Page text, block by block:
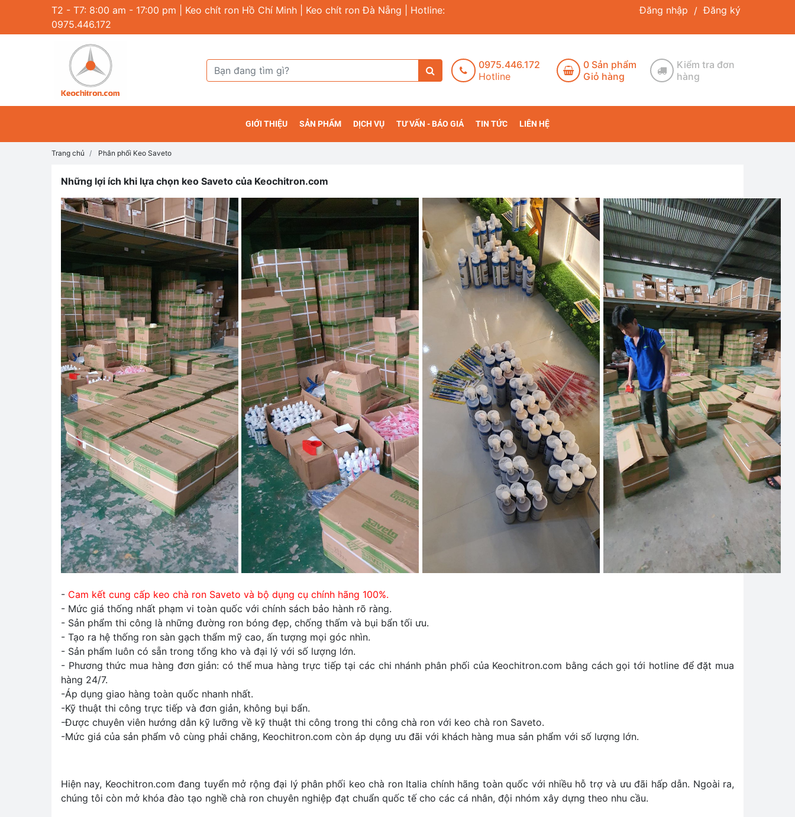
T2 - T7: 8:00 am - 17:00 pm | Keo chít ron Hồ Chí Minh | Keo chít ron Đà Nẵng | Hotline:
0975.446.172
Đăng nhập / Đăng ký
0975.446.172
Hotline
0Sản phẩm
Giỏ hàng
Kiểm tra đơn
hàng
GIỚI THIỆU SẢN PHẨM DỊCH VỤ TƯ VẤN - BÁO GIÁ TIN TỨC LIÊN HỆ
Trang chủ Phân phối Keo Saveto
Những lợi ích khi lựa chọn keo Saveto của Keochitron.com
- Cam kết cung cấp keo chà ron Saveto và bộ dụng cụ chính hãng 100%.
- Mức giá thống nhất phạm vi toàn quốc với chính sách bảo hành rõ ràng.
- Sản phẩm thi công là những đường ron bóng đẹp, chống thấm và bụi bẩn tối ưu.
- Tạo ra hệ thống ron sàn gạch thẩm mỹ cao, ấn tượng mọi góc nhìn.
- Sản phẩm luôn có sẵn trong tổng kho và đại lý với số lượng lớn.
- Phương thức mua hàng đơn giản: có thể mua hàng trực tiếp tại các chi nhánh phân phối của Keochitron.com bằng cách gọi tới hotline để đặt mua
hàng 24/7.
-Áp dụng giao hàng toàn quốc nhanh nhất.
-Kỹ thuật thi công trực tiếp và đơn giản, không bụi bẩn.
-Được chuyên viên hướng dẫn kỹ lưỡng về kỹ thuật thi công trong thi công chà ron với keo chà ron Saveto.
-Mức giá của sản phẩm vô cùng phải chăng, Keochitron.com còn áp dụng ưu đãi với khách hàng mua sản phẩm với số lượng lớn.
Hiện nay, Keochitron.com đang tuyển mở rộng đại lý phân phối keo chà ron Italia chính hãng toàn quốc với nhiều hỗ trợ và ưu đãi hấp dẫn. Ngoài ra,
chúng tôi còn mở khóa đào tạo nghề chà ron chuyên nghiệp đạt chuẩn quốc tế cho các cá nhân, đội nhóm xây dựng theo nhu cầu.